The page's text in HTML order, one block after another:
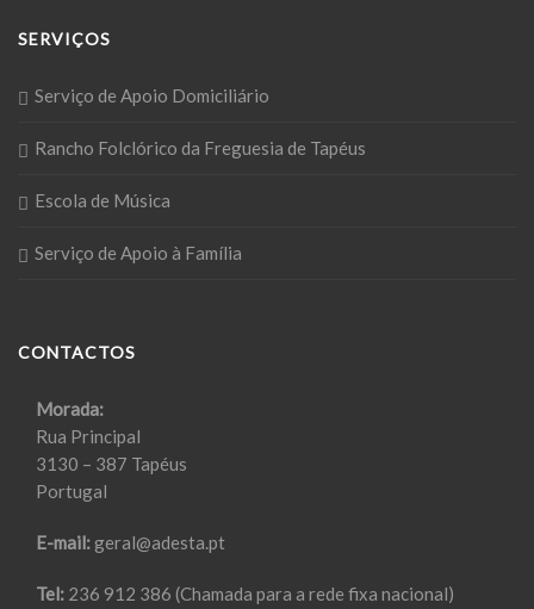
SERVIÇOS
Serviço de Apoio Domiciliário
Rancho Folclórico da Freguesia de Tapéus
Escola de Música
Serviço de Apoio à Família
CONTACTOS
Morada:
Rua Principal
3130 – 387 Tapéus
Portugal
E-mail:geral@adesta.pt
Tel: 236 912 386 (Chamada para a rede fixa nacional)